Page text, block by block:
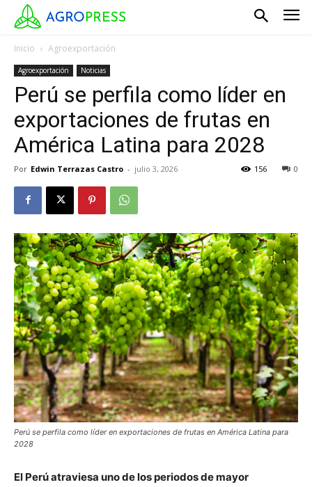
Inicio Agroexportación
Agroexportación Noticias
Perú se perfila como líder en
exportaciones de frutas en
América Latina para 2028
Por Edwin Terrazas Castro - julio 3, 2026 0
156
Perú se perfila como líder en exportaciones de frutas en América Latina para
2028
El Perú atraviesa uno de los periodos de mayor